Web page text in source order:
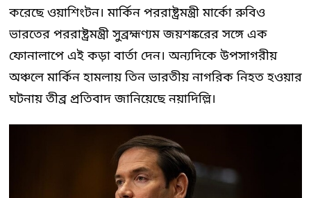
করেছে ওয়াশিংটন। মার্কিন পররাষ্ট্রমন্ত্রী মার্কো রুবিও
ভারতের পররাষ্ট্রমন্ত্রী সুব্রহ্মণ্যম জয়শঙ্করের সঙ্গে এক
ফোনালাপে এই কড়া বার্তা দেন। অন্যদিকে উপসাগরীয়
অঞ্চলে মার্কিন হামলায় তিন ভারতীয় নাগরিক নিহত হওয়ার
ঘটনায় তীব্র প্রতিবাদ জানিয়েছে নয়াদিল্লি।